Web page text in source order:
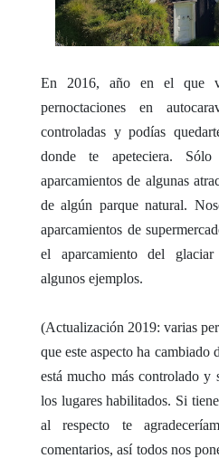
En 2016, año en el que
pernoctaciones en
controladas y podías
donde te apeteciera.
aparcamientos de algunas
de algún parque natural.
aparcamientos de
el aparcamiento del
algunos ejemplos.
(Actualización 2019: varias
que este aspecto ha cambiado
está mucho más controlado y
los lugares habilitados. Si
al respecto te
comentarios, así todos nos